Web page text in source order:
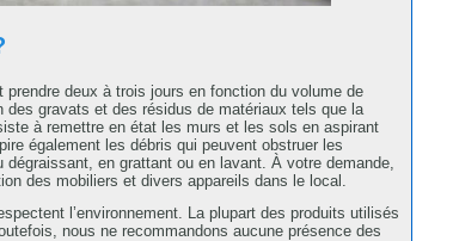
deux à trois jours en fonction du volume de
gravats et des résidus de matériaux tels que la
à remettre en état les murs et les sols en aspirant
également les débris qui peuvent obstruer les
en grattant ou en lavant. À votre demande,
des mobiliers et divers appareils dans le local.
l’environnement. La plupart des produits utilisés
nous ne recommandons aucune présence des